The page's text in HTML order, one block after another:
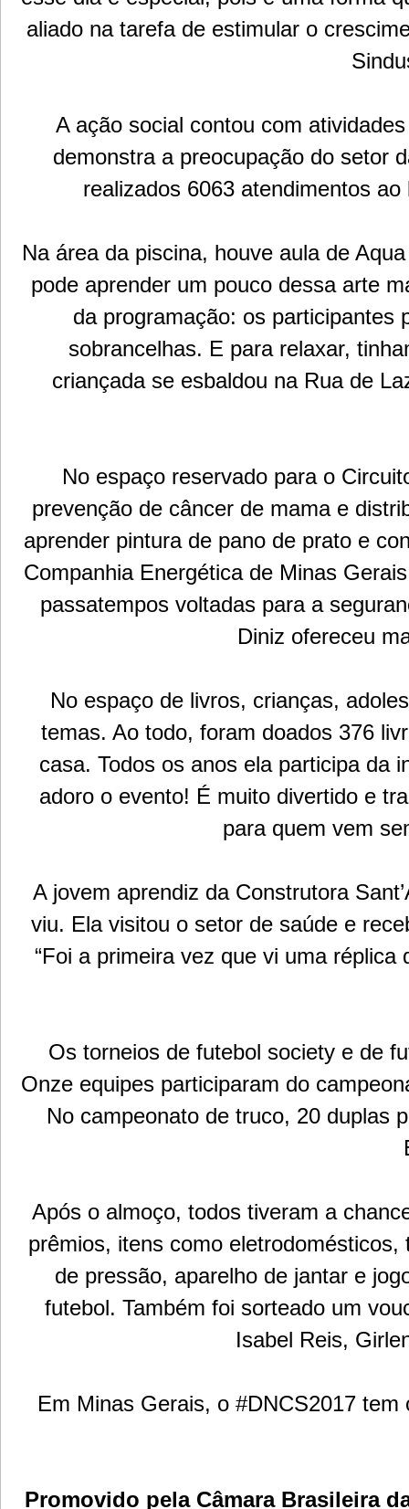
aliado na tarefa de estimular o
A ação social contou com
demonstra a preocupação do setor
realizados 6063 atendimentos
Na área da piscina, houve aula de
pode aprender um pouco dessa arte
da programação: os participantes
sobrancelhas. E para relaxar,
criançada se esbaldou na Rua de
No espaço reservado para o
prevenção de câncer de mama e
aprender pintura de pano de prato e
Companhia Energética de Minas
passatempos voltadas para a
Diniz ofereceu
No espaço de livros, crianças,
temas. Ao todo, foram doados 376
casa. Todos os anos ela participa da
adoro o evento! É muito divertido e
para quem vem
A jovem aprendiz da Construtora
viu. Ela visitou o setor de saúde e
“Foi a primeira vez que vi uma
Os torneios de futebol society e de
Onze equipes participaram do
No campeonato de truco, 20 duplas
Após o almoço, todos tiveram a
prêmios, itens como
de pressão, aparelho de jantar e
futebol. Também foi sorteado um
Isabel Reis,
Em Minas Gerais, o #DNCS2017
Promovido pela Câmara Brasileira